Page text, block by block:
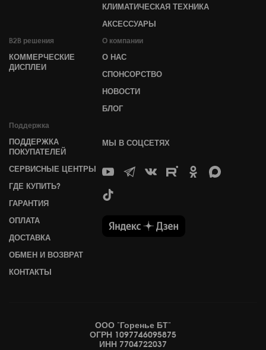
КЛИМАТИЧЕСКАЯ ТЕХНИКА
АКСЕССУАРЫ
B2B решения
КОММЕРЧЕСКИЕ
ДИСПЛЕИ
О компании
О НАС
СПОНСОРСТВО
НОВОСТИ
БЛОГ
Поддержка
ПОДДЕРЖКА
ПОКУПАТЕЛЕЙ
СЕРВИСНЫЕ ЦЕНТРЫ
ГДЕ КУПИТЬ?
ГАРАНТИЯ
ОПЛАТА
ДОСТАВКА
ОБМЕН И ВОЗВРАТ
КОНТАКТЫ
МЫ В СОЦСЕТЯХ
ООО "Горенье БТ"
ОГРН 1097746095875
ИНН 7704722037